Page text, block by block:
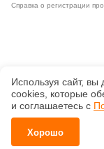
Справка о регистрации
Используя сайт, вы
сооkiеs, которые
и соглашаетесь с
Хорошо